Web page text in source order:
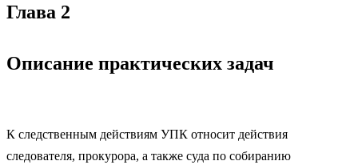
Глава 2
Описание практических задач
К следственным действиям УПК относит действия
следователя, прокурора, а также суда по собиранию